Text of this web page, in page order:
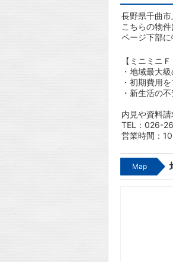
長野県千曲
こちらの物
ページ下部
【ミニミニ
・地域最大
・初期費用
・新生活の
内見や資料請
TEL：026-
営業時間：
Map